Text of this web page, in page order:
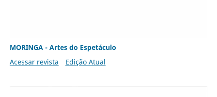
MORINGA - Artes do Espetáculo
Acessar revista
Edição Atual